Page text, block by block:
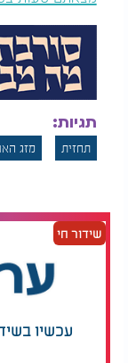
תגיות:
תחזית מזג
שידור חי
עכשיו